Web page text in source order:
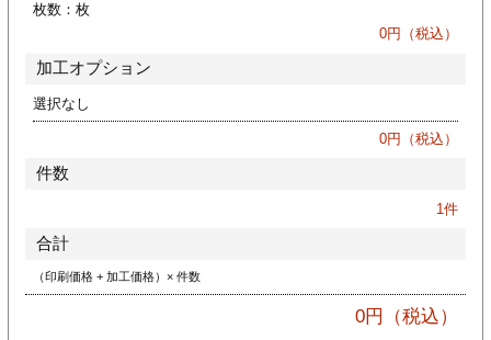
枚数： 枚
0円（税込）
加工オプション
選択なし
0円（税込）
件数
1件
合計
（印刷価格 + 加工価格）× 件数
0円（税込）